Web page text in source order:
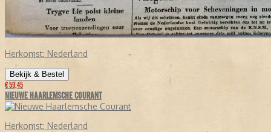
Herkomst: Nederland
Bekijk & Bestel
€ 59,45
NIEUWE HAARLEMSCHE COURANT
Herkomst: Nederland